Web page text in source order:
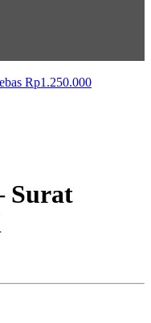
Rp1.250.000
Surat